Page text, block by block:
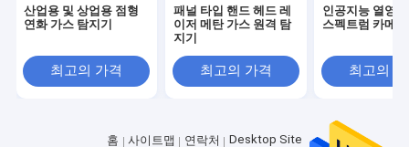
산업용 및 상업용 점형
연화 가스 탐지기
최고의 가격
패널 타입 핸드 헤드 레
이저 메탄 가스 원격 탐
지기
최고의 가격
인공지능 열영
스펙트럼 카메라
최고의
홈 사이트맵 연락처 Desktop Site